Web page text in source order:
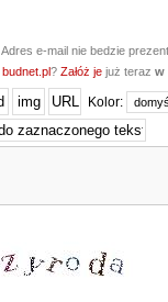
Adres e-mail nie bedzie
budnet.pl? Załóż je już teraz w
Kolor: